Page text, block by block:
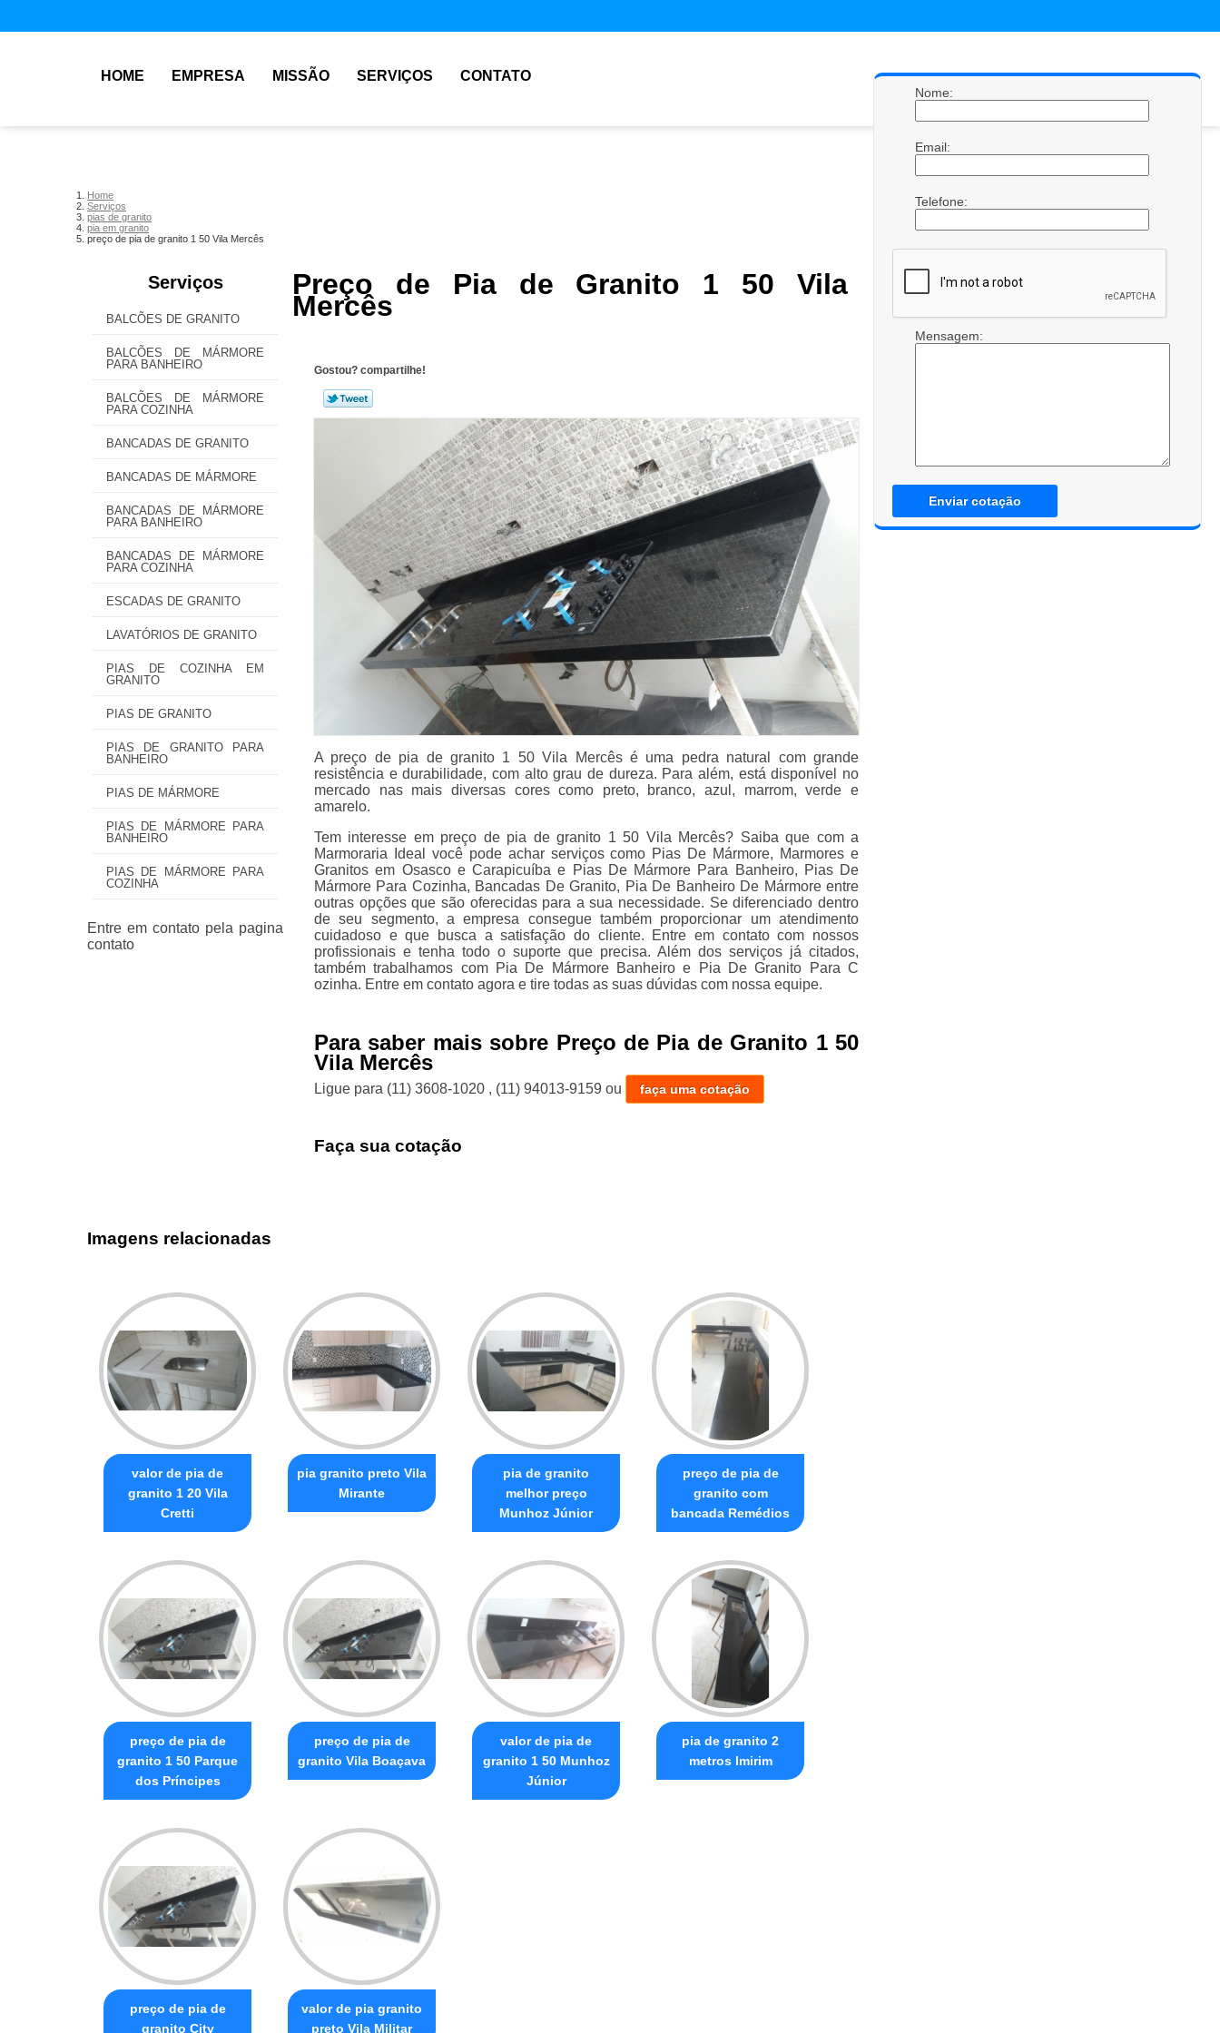
HOME EMPRESA MISSÃO SERVIÇOS CONTATO
Home
Serviços
pias de granito
pia em granito
preço de pia de granito 1 50 Vila Mercês
Serviços
BALCÕES DE GRANITO
BALCÕES DE MÁRMORE
PARA BANHEIRO
BALCÕES DE MÁRMORE
PARA COZINHA
BANCADAS DE GRANITO
BANCADAS DE MÁRMORE
BANCADAS DE MÁRMORE
PARA BANHEIRO
BANCADAS DE MÁRMORE
PARA COZINHA
ESCADAS DE GRANITO
LAVATÓRIOS DE GRANITO
PIAS DE COZINHA EM
GRANITO
PIAS DE GRANITO
PIAS DE GRANITO PARA
BANHEIRO
PIAS DE MÁRMORE
PIAS DE MÁRMORE PARA
BANHEIRO
PIAS DE MÁRMORE PARA
COZINHA
Preço de Pia de Granito 1 50 Vila
Mercês
Gostou? compartilhe!
A preço de pia de granito 1 50 Vila Mercês é uma pedra natural com grande
resistência e durabilidade, com alto grau de dureza. Para além, está disponível no
mercado nas mais diversas cores como preto, branco, azul, marrom, verde e
amarelo.
Tem interesse em preço de pia de granito 1 50 Vila Mercês? Saiba que com a
Marmoraria Ideal você pode achar serviços como Pias De Mármore, Marmores e
Granitos em Osasco e Carapicuíba e Pias De Mármore Para Banheiro, Pias De
Mármore Para Cozinha, Bancadas De Granito, Pia De Banheiro De Mármore entre
outras opções que são oferecidas para a sua necessidade. Se diferenciado dentro
de seu segmento, a empresa consegue também proporcionar um atendimento
cuidadoso e que busca a satisfação do cliente. Entre em contato com nossos
profissionais e tenha todo o suporte que precisa. Além dos serviços já citados,
também trabalhamos com Pia De Mármore Banheiro e Pia De Granito Para C
ozinha. Entre em contato agora e tire todas as suas dúvidas com nossa equipe.
Para saber mais sobre Preço de Pia de Granito 1 50
Vila Mercês
Ligue para (11) 3608-1020 , (11) 94013-9159 ou faça uma cotação
Faça sua cotação
Nome:
Email:
Telefone:
Mensagem:
Enviar cotação
Imagens relacionadas
valor de pia de
granito 1 20 Vila
Cretti
pia granito preto Vila
Mirante
pia de granito
melhor preço
Munhoz Júnior
preço de pia de
granito com
bancada Remédios
preço de pia de
granito 1 50 Parque
dos Príncipes
preço de pia de
granito Vila Boaçava
valor de pia de
granito 1 50 Munhoz
Júnior
pia de granito 2
metros Imirim
preço de pia de
granito City
valor de pia granito
preto Vila Militar